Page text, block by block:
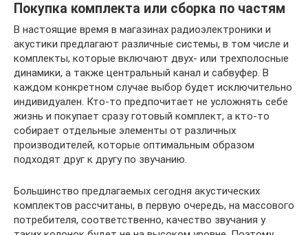
Покупка комплекта или сборка по частям
В настоящие время в магазинах радиоэлектроники и
акустики предлагают различные системы, в том числе и
комплекты, которые включают двух- или трехполосные
динамики, а также центральный канал и сабвуфер. В
каждом конкретном случае выбор будет исключительно
индивидуален. Кто-то предпочитает не усложнять себе
жизнь и покупает сразу готовый комплект, а кто-то
собирает отдельные элементы от различных
производителей, которые оптимальным образом
подходят друг к другу по звучанию.
Большинство предлагаемых сегодня акустических
комплектов рассчитаны, в первую очередь, на массового
потребителя, соответственно, качество звучания у